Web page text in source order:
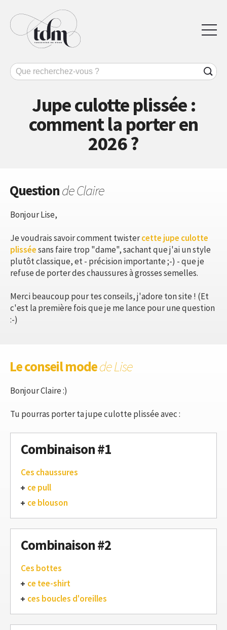
Jupe culotte plissée :
comment la porter en
2026 ?
Questionde Claire
Bonjour Lise,
Je voudrais savoir comment twistercette jupe culotte
plisséesans faire trop "dame", sachant que j'ai un style
plutôt classique, et - précision importante ;-) - que je
refuse de porter des chaussures à grosses semelles.
Merci beaucoup pour tes conseils, j'adore ton site ! (Et
c'est la première fois que je me lance pour une question
:-)
Le conseil modede Lise
Bonjour Claire :)
Tu pourras porter ta jupe culotte plissée avec :
Combinaison #1
Ces chaussures
ce pull
ce blouson
Combinaison #2
Ces bottes
ce tee-shirt
ces boucles d'oreilles